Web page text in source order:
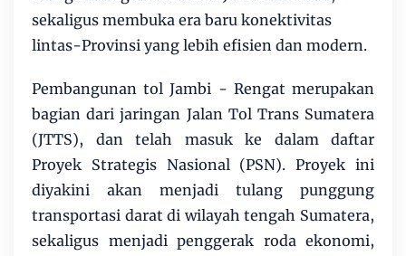
sekaligus membuka era baru konektivitas
lintas-Provinsi yang lebih efisien dan modern.
Pembangunan tol Jambi - Rengat merupakan
bagian dari jaringan Jalan Tol Trans Sumatera
(JTTS), dan telah masuk ke dalam daftar
Proyek Strategis Nasional (PSN). Proyek ini
diyakini akan menjadi tulang punggung
transportasi darat di wilayah tengah Sumatera,
sekaligus menjadi penggerak roda ekonomi,